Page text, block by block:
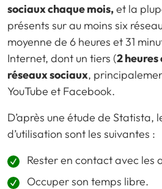
sociaux chaque mois,et la
présents sur au moins six
moyenne de 6 heures et 31
Internet, dont un tiers (2
réseaux sociaux,
YouTube et Facebook.
D’après une étude de Statista,
d’utilisation sont les suivantes :
Rester en contact avec les
Occuper son temps libre.